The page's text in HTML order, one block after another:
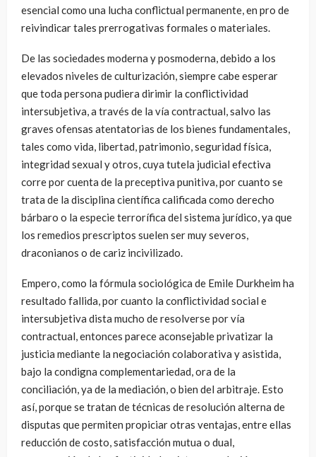
esencial como una lucha conflictual permanente, en pro de
reivindicar tales prerrogativas formales o materiales.
De las sociedades moderna y posmoderna, debido a los
elevados niveles de culturización, siempre cabe esperar
que toda persona pudiera dirimir la conflictividad
intersubjetiva, a través de la vía contractual, salvo las
graves ofensas atentatorias de los bienes fundamentales,
tales como vida, libertad, patrimonio, seguridad física,
integridad sexual y otros, cuya tutela judicial efectiva
corre por cuenta de la preceptiva punitiva, por cuanto se
trata de la disciplina científica calificada como derecho
bárbaro o la especie terrorífica del sistema jurídico, ya que
los remedios prescriptos suelen ser muy severos,
draconianos o de cariz incivilizado.
Empero, como la fórmula sociológica de Emile Durkheim ha
resultado fallida, por cuanto la conflictividad social e
intersubjetiva dista mucho de resolverse por vía
contractual, entonces parece aconsejable privatizar la
justicia mediante la negociación colaborativa y asistida,
bajo la condigna complementariedad, ora de la
conciliación, ya de la mediación, o bien del arbitraje. Esto
así, porque se tratan de técnicas de resolución alterna de
disputas que permiten propiciar otras ventajas, entre ellas
reducción de costo, satisfacción mutua o dual,